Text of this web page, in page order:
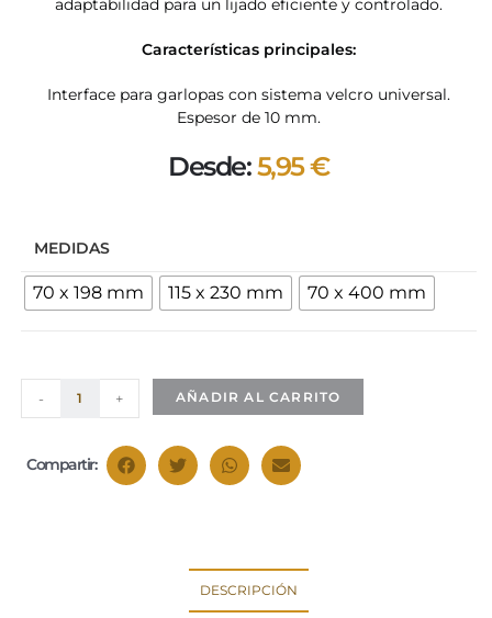
adaptabilidad para un lijado eficiente y controlado.
Características principales:
Interface para garlopas con sistema velcro universal.
Espesor de 10 mm.
Desde:5,95€
MEDIDAS
70 x 198 mm 115 x 230 mm 70 x 400 mm
- + AÑADIR AL CARRITO
Compartir:
DESCRIPCIÓN